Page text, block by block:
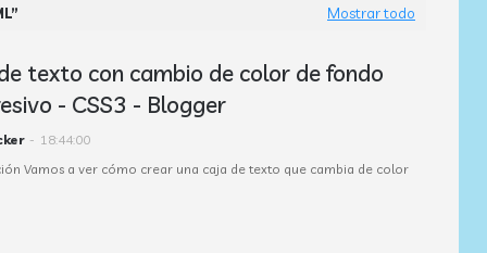
Mostrar todo
texto con cambio de color de fondo
- CSS3 - Blogger
- 18:44:00
Vamos a ver cómo crear una caja de texto que cambia de color